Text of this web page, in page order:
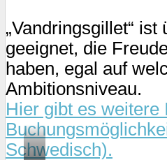
„Vandringsgillet“
geeignet, die
haben, egal auf
Ambitionsniveau.
Hier gibt es weitere
Schwedisch).